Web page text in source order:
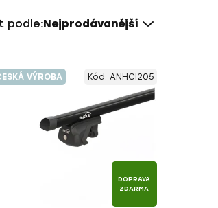
podle:Nejprodávanější
VÝROBA
DOPRAVA
ZDARMA
Kód: ANHCI205